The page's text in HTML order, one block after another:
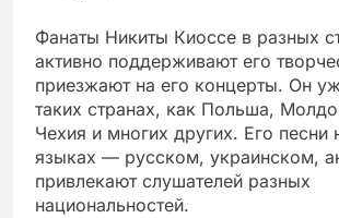
Фанаты Никиты Киоссе в разных
активно поддерживают его
приезжают на его концерты. Он
таких странах, как Польша,
Чехия и многих других. Его песни
языках — русском, украинском,
привлекают слушателей разных
национальностей.